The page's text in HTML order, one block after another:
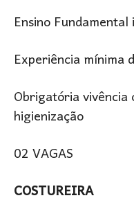
Ensino
Experiência mínima
Obrigatória
higienização
02 VAGAS
COSTUREIRA